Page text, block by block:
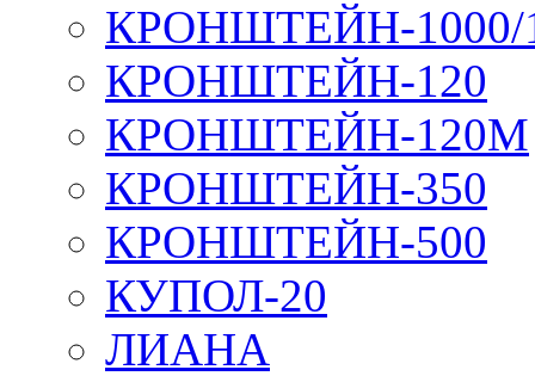
КРОНШТЕЙН-1000/
КРОНШТЕЙН-120
КРОНШТЕЙН-120М
КРОНШТЕЙН-350
КРОНШТЕЙН-500
КУПОЛ-20
ЛИАНА